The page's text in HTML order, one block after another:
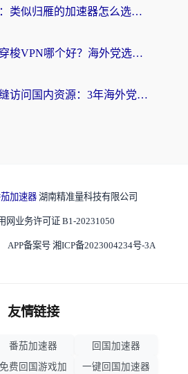
海外党必看：类似归雁的加速器怎么选？一篇搞定无缝访问国内资源
斧牛和极速穿梭VPN哪个好？海外党选回国加速器必看的真实对比与避坑指南
北美回国无缝访问国内资源：3年海外党亲测的加速器选择指南
加速器 湖南精准量科技有限公司
网业务许可证 B1-20231050
APP备案号 湘ICP备2023004234号-3A
友情链接
番茄加速器
回国加速器
免费回国游戏加 一键回国加速器